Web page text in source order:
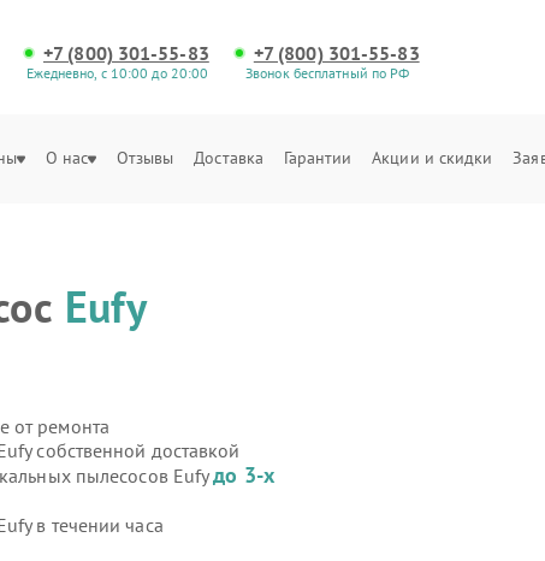
+7 (800) 301-55-83
Ежедневно, с 10:00 до 20:00
+7 (800) 301-55-83
Звонок бесплатный по РФ
О нас Отзывы Доставка Гарантии Акции и скидки
Eufy
от ремонта
собственной доставкой
пылесосов Eufyдо 3-х
в течении часа